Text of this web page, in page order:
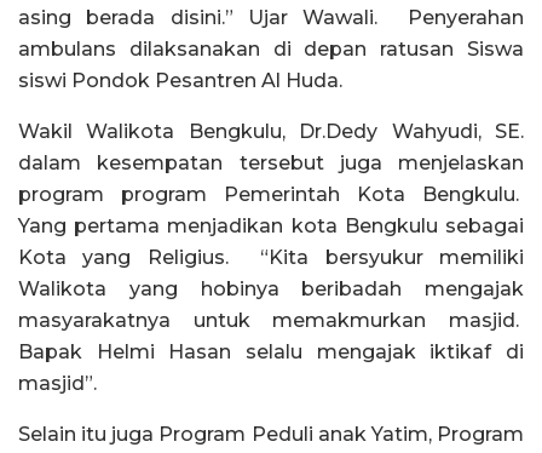
asing berada disini.” Ujar Wawali. Penyerahan
ambulans dilaksanakan di depan ratusan Siswa
siswi Pondok Pesantren Al Huda.
Wakil Walikota Bengkulu, Dr.Dedy Wahyudi, SE.
dalam kesempatan tersebut juga menjelaskan
program program Pemerintah Kota Bengkulu.
Yang pertama menjadikan kota Bengkulu sebagai
Kota yang Religius. “Kita bersyukur memiliki
Walikota yang hobinya beribadah mengajak
masyarakatnya untuk memakmurkan masjid.
Bapak Helmi Hasan selalu mengajak iktikaf di
masjid”.
Selain itu juga Program Peduli anak Yatim, Program